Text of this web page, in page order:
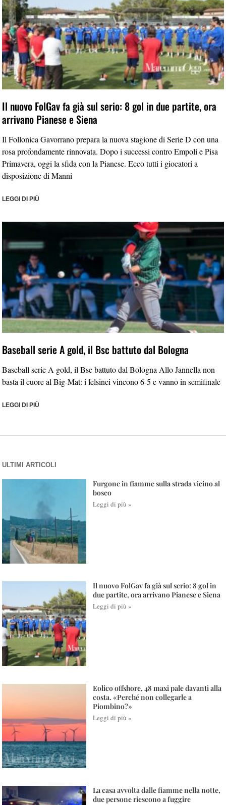
Il nuovo FolGav fa già sul serio: 8 gol in due partite, ora
arrivano Pianese e Siena
Il Follonica Gavorrano prepara la nuova stagione di Serie D con una
rosa profondamente rinnovata. Dopo i successi contro Empoli e Pisa
Primavera, oggi la sfida con la Pianese. Ecco tutti i giocatori a
disposizione di Manni
LEGGI DI PIÙ
Baseball serie A gold, il Bsc battuto dal Bologna
Baseball serie A gold, il Bsc battuto dal Bologna Allo Jannella non
basta il cuore al Big-Mat: i felsinei vincono 6-5 e vanno in semifinale
LEGGI DI PIÙ
ULTIMI ARTICOLI
Furgone in fiamme sulla strada vicino al
bosco
Leggi di più »
Il nuovo FolGav fa già sul serio: 8 gol in
due partite, ora arrivano Pianese e Siena
Leggi di più »
Eolico offshore, 48 maxi pale davanti alla
costa. «Perché non collegarle a
Piombino?»
Leggi di più »
La casa avvolta dalle fiamme nella notte,
due persone riescono a fuggire